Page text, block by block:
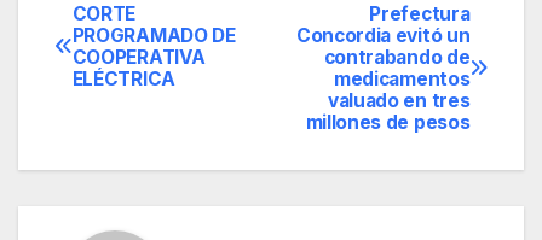
Navegación
de
Prefectura
Concordia evitó un
contrabando de
medicamentos
valuado en tres
millones de pesos
CORTE
PROGRAMADO DE
COOPERATIVA
ELÉCTRICA